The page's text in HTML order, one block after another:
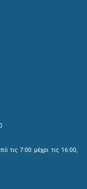
τις 7:00 μέχρι τις 16:00,